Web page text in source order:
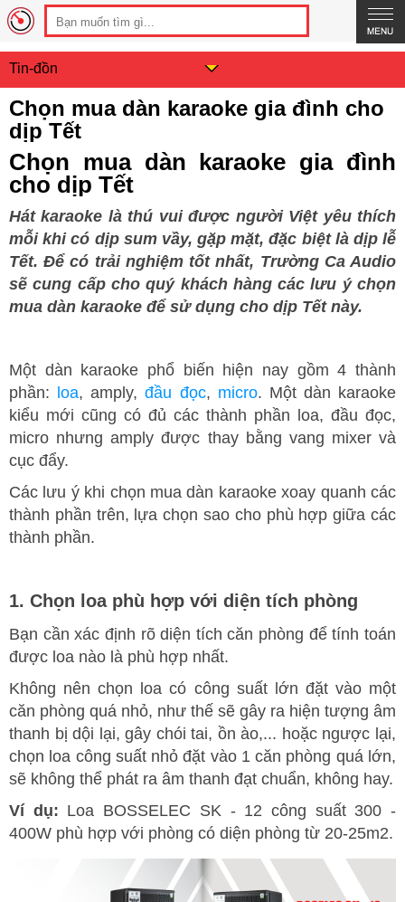
Tin-đồn
Chọn mua dàn karaoke gia đình cho
dịp Tết
Chọn mua dàn karaoke gia đình
cho dịp Tết
Hát karaoke là thú vui được người Việt yêu thích
mỗi khi có dịp sum vầy, gặp mặt, đặc biệt là dịp lễ
Tết. Để có trải nghiệm tốt nhất, Trường Ca Audio
sẽ cung cấp cho quý khách hàng các lưu ý chọn
mua dàn karaoke để sử dụng cho dịp Tết này.
Một dàn karaoke phổ biến hiện nay gồm 4 thành
phần:
loa, amply,đầu đọc, micro. Một dàn karaoke
kiểu mới cũng có đủ các thành phần loa, đầu đọc,
micro nhưng amply được thay bằng vang mixer và
cục đẩy.
Các lưu ý khi chọn mua dàn karaoke xoay quanh các
thành phần trên, lựa chọn sao cho phù hợp giữa các
thành phần.
1. Chọn loa phù hợp với diện tích phòng
Bạn cần xác định rõ diện tích căn phòng để tính toán
được loa nào là phù hợp nhất.
Không nên chọn loa có công suất lớn đặt vào một
căn phòng quá nhỏ, như thế sẽ gây ra hiện tượng âm
thanh bị dội lại, gây chói tai, ồn ào,... hoặc ngược lại,
chọn loa công suất nhỏ đặt vào 1 căn phòng quá lớn,
sẽ không thể phát ra âm thanh đạt chuẩn, không hay.
Ví dụ: Loa BOSSELEC SK - 12 công suất 300 -
400W phù hợp với phòng có diện phòng từ 20-25m2.